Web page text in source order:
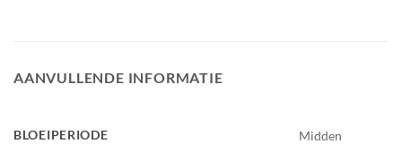
AANVULLENDE INFORMATIE
BLOEIPERIODE Midden